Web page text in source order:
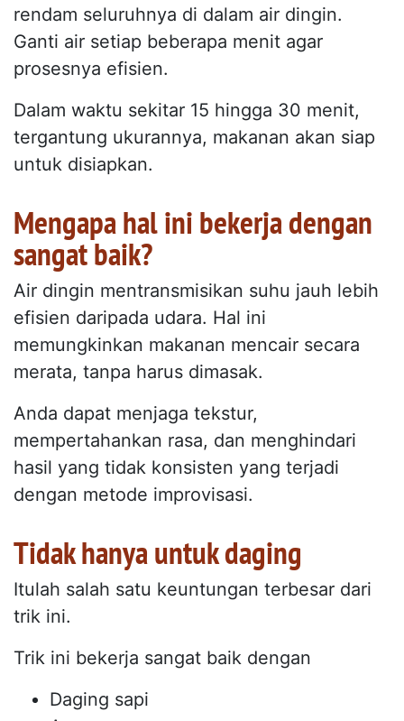
rendam seluruhnya di dalam air dingin.
Ganti air setiap beberapa menit agar
prosesnya efisien.
Dalam waktu sekitar 15 hingga 30 menit,
tergantung ukurannya, makanan akan siap
untuk disiapkan.
Mengapa hal ini bekerja dengan
sangat baik?
Air dingin mentransmisikan suhu jauh lebih
efisien daripada udara. Hal ini
memungkinkan makanan mencair secara
merata, tanpa harus dimasak.
Anda dapat menjaga tekstur,
mempertahankan rasa, dan menghindari
hasil yang tidak konsisten yang terjadi
dengan metode improvisasi.
Tidak hanya untuk daging
Itulah salah satu keuntungan terbesar dari
trik ini.
Trik ini bekerja sangat baik dengan
Daging sapi